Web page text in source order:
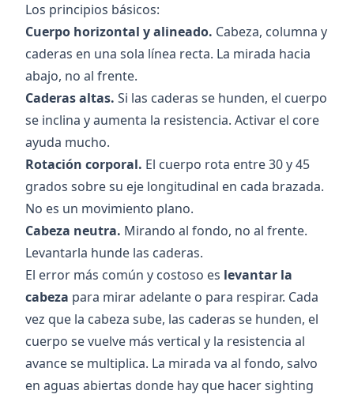
Los principios básicos:
Cuerpo horizontal y alineado. Cabeza, columna y
caderas en una sola línea recta. La mirada hacia
abajo, no al frente.
Caderas altas. Si las caderas se hunden, el cuerpo
se inclina y aumenta la resistencia. Activar el core
ayuda mucho.
Rotación corporal. El cuerpo rota entre 30 y 45
grados sobre su eje longitudinal en cada brazada.
No es un movimiento plano.
Cabeza neutra. Mirando al fondo, no al frente.
Levantarla hunde las caderas.
El error más común y costoso es levantar la
cabeza para mirar adelante o para respirar. Cada
vez que la cabeza sube, las caderas se hunden, el
cuerpo se vuelve más vertical y la resistencia al
avance se multiplica. La mirada va al fondo, salvo
en aguas abiertas donde hay que hacer sighting